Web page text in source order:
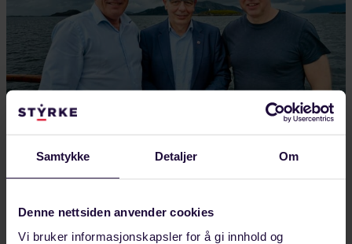
Samtykke Detaljer Om
Denne nettsiden anvender cookies
Vi bruker informasjonskapsler for å gi innhold og
AUGUST 04, 2026
Helgeland